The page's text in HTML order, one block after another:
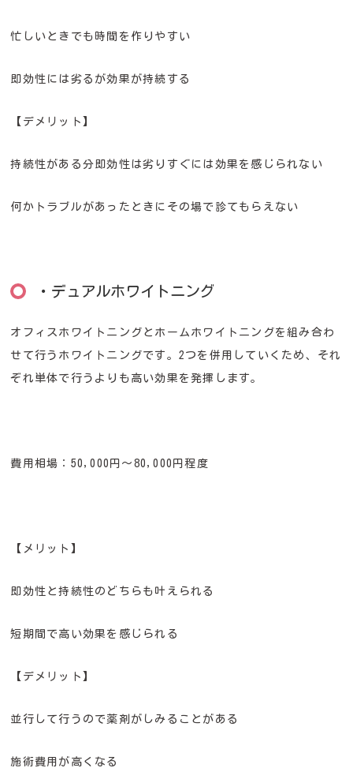
忙しいときでも時間を作りやすい
即効性には劣るが効果が持続する
【デメリット】
持続性がある分即効性は劣りすぐには効果を感じられない
何かトラブルがあったときにその場で診てもらえない
・デュアルホワイトニング
オフィスホワイトニングとホームホワイトニングを組み合わ
せて行うホワイトニングです。2つを併用していくため、それ
ぞれ単体で行うよりも高い効果を発揮します。
費用相場：50,000円～80,000円程度
【メリット】
即効性と持続性のどちらも叶えられる
短期間で高い効果を感じられる
【デメリット】
並行して行うので薬剤がしみることがある
施術費用が高くなる